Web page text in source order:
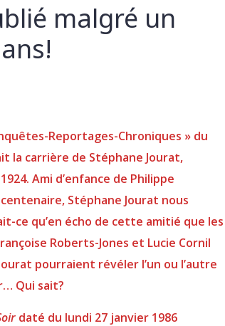
malgré un
Reportages-Chroniques » du
la carrière de Stéphane Jourat,
Ami d’enfance de Philippe
Stéphane Jourat nous
ce qu’en écho de cette amitié que les
Roberts-Jones et Lucie Cornil
pourraient révéler l’un ou l’autre
Qui sait?
daté du lundi 27 janvier 1986